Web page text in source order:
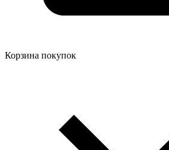
Корзина покупок